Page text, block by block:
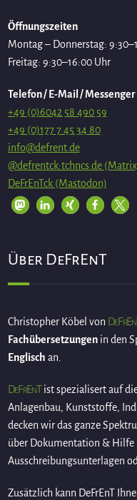
Öffnungszeiten
Montag – Donnerstag:
Freitag: 9:30–16:00 Uhr
Telefon / E-Mail / Messenger
+49 (0)6042 58 490 59
+49 (0)177 7 45 34 80
info@defrent.de
@defrentck:tchncs.de
DeFrEnTck (Mastodon)
Über DeFrEnT
Christopher Köbel von
Fachübersetzungenin den
Englisch an.
DeFrEnTist spezialisert auf
Anlagenbau, Kunststoffe,
decken wir das ganze
über Dokumentation & Hilfe
Ausschreibungsunterlagen
Zusätzlich kann DeFrEnT